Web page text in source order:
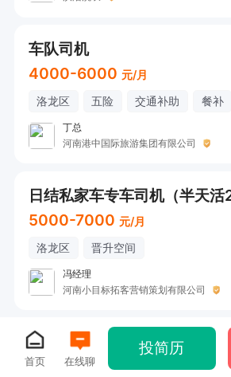
车队司机
4000-6000 元/月
洛龙区 五险 交通补助 餐补
丁总
河南港中国际旅游集团有限公司
日结私家车专车司机（半天
5000-7000 元/月
洛龙区 晋升空间
冯经理
河南小目标拓客营销策划有限公司
首页 在线聊
投简历